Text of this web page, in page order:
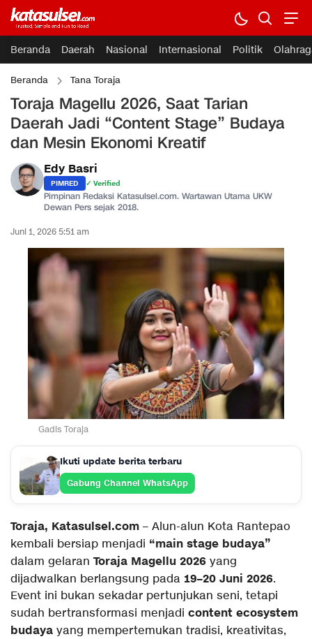
Beranda Daerah Nasional Internasional Politik
Beranda Tana Toraja
Toraja Magellu 2026, Saat Tarian
Daerah Jadi “Content Stage” Budaya
dan Mesin Ekonomi Kreatif
Edy Basri
PIMRED ✓ Verified
Pimpinan Redaksi Katasulsel.com. Wartawan Utama UKW
Dewan Pers sejak 2018.
Juni 1, 2026 5:51 am
Gadis Toraja
Ikuti update berita terbaru
Gabung Channel WhatsApp
Toraja, Katasulsel.com – Alun-alun Kota Rantepao
kembali bersiap menjadi “main stage budaya”
dalam gelaran Toraja Magellu 2026 yang
dijadwalkan berlangsung pada 19–20 Juni 2026.
Event ini bukan sekadar pertunjukan seni, tetapi
sudah bertransformasi menjadi content ecosystem
budaya yang mempertemukan tradisi, kreativitas,